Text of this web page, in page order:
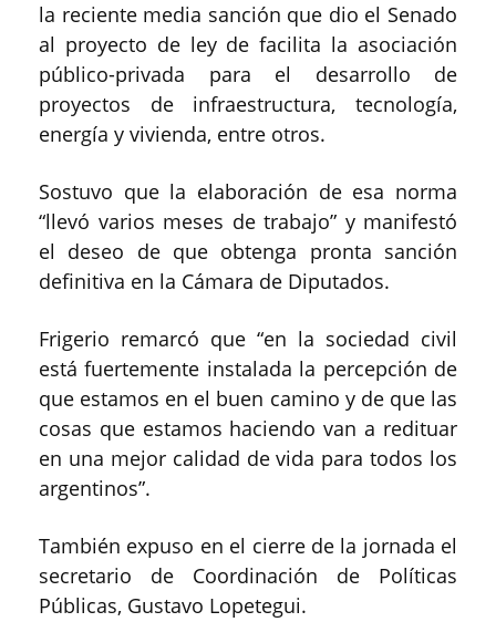
la reciente media sanción que dio el Senado
al proyecto de ley de facilita la asociación
público-privada para el desarrollo de
proyectos de infraestructura, tecnología,
energía y vivienda, entre otros.
Sostuvo que la elaboración de esa norma
“llevó varios meses de trabajo” y manifestó
el deseo de que obtenga pronta sanción
definitiva en la Cámara de Diputados.
Frigerio remarcó que “en la sociedad civil
está fuertemente instalada la percepción de
que estamos en el buen camino y de que las
cosas que estamos haciendo van a redituar
en una mejor calidad de vida para todos los
argentinos”.
También expuso en el cierre de la jornada el
secretario de Coordinación de Políticas
Públicas, Gustavo Lopetegui.